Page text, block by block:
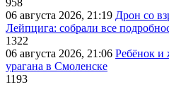
958
06 августа 2026, 21:19 Дрон со
Лейпцига: собрали все
1322
06 августа 2026, 21:06 Ребёнок и
урагана в Смоленске
1193